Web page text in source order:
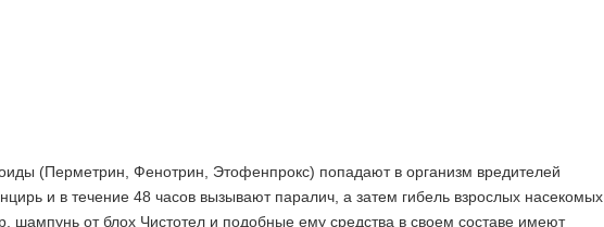
(Перметрин, Фенотрин, Этофенпрокс) попадают в организм вредителей
и в течение 48 часов вызывают паралич, а затем гибель взрослых насекомых
шампунь от блох Чистотел и подобные ему средства в своем составе имеют